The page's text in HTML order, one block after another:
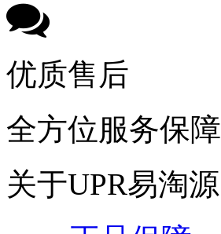
优质售后
全方位服务保障
关于UPR易淘源